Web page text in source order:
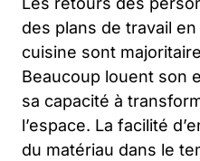
des plans de travail
cuisine sont
Beaucoup louent son
sa capacité à
l’espace. La facilité
du matériau dans le